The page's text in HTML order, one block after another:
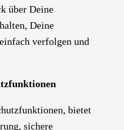
über Deine
Deine
verfolgen und
bietet
sichere